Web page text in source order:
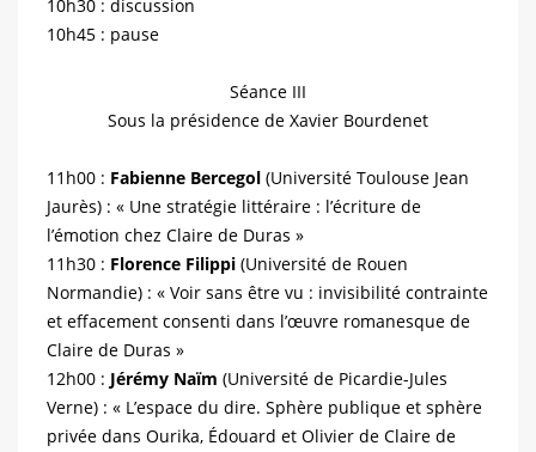
10h30 : discussion
10h45 : pause
Séance III
Sous la présidence de Xavier Bourdenet
11h00 : Fabienne Bercegol (Université Toulouse Jean
Jaurès) : « Une stratégie littéraire : l’écriture de
l’émotion chez Claire de Duras »
11h30 : Florence Filippi (Université de Rouen
Normandie) : « Voir sans être vu : invisibilité contrainte
et effacement consenti dans l’œuvre romanesque de
Claire de Duras »
12h00 : Jérémy Naïm (Université de Picardie-Jules
Verne) : « L’espace du dire. Sphère publique et sphère
privée dans Ourika, Édouard et Olivier de Claire de